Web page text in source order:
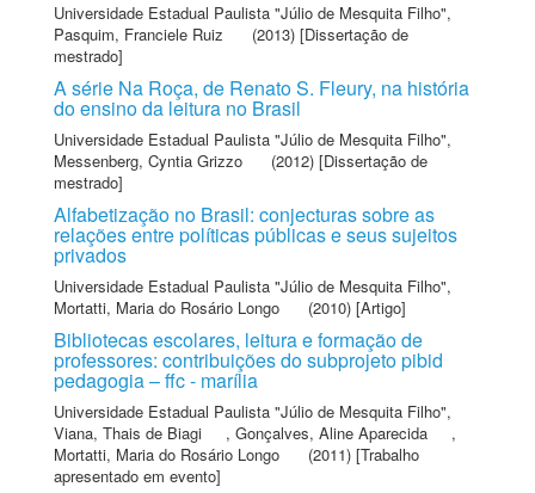
Universidade Estadual Paulista "Júlio de Mesquita Filho",
Pasquim, Franciele Ruiz
(2013) [Dissertação de
mestrado]
A série Na Roça, de Renato S. Fleury, na história
do ensino da leitura no Brasil
Universidade Estadual Paulista "Júlio de Mesquita Filho",
Messenberg, Cyntia Grizzo
(2012) [Dissertação de
mestrado]
Alfabetização no Brasil: conjecturas sobre as
relações entre políticas públicas e seus sujeitos
privados
Universidade Estadual Paulista "Júlio de Mesquita Filho",
Mortatti, Maria do Rosário Longo
(2010) [Artigo]
Bibliotecas escolares, leitura e formação de
professores: contribuições do subprojeto pibid
pedagogia – ffc - marília
Universidade Estadual Paulista "Júlio de Mesquita Filho",
Viana, Thais de Biagi
, Gonçalves, Aline Aparecida
,
Mortatti, Maria do Rosário Longo
(2011) [Trabalho
apresentado em evento]